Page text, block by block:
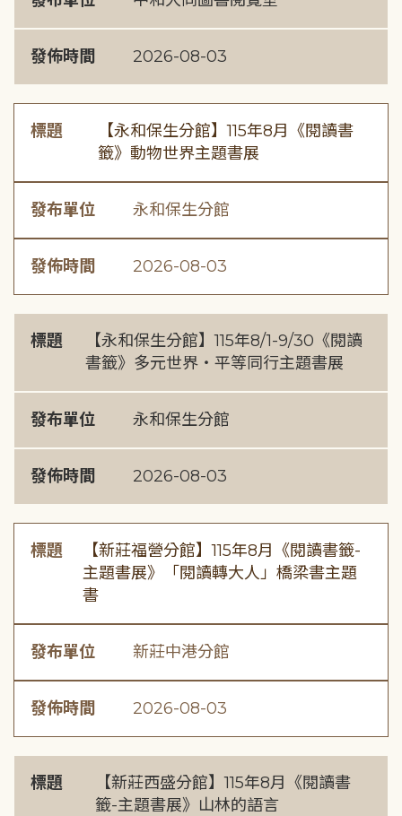
發佈時間 2026-08-03
標題
【永和保生分館】115年8月《閱讀書
籤》動物世界主題書展
發布單位 永和保生分館
發佈時間 2026-08-03
標題
【永和保生分館】115年8/1-9/30《閱讀
書籤》多元世界・平等同行主題書展
發布單位 永和保生分館
發佈時間 2026-08-03
標題
【新莊福營分館】115年8月《閱讀書籤-
主題書展》「閱讀轉大人」橋梁書主題
書
發布單位 新莊中港分館
發佈時間 2026-08-03
標題
【新莊西盛分館】115年8月《閱讀書
籤-主題書展》山林的語言